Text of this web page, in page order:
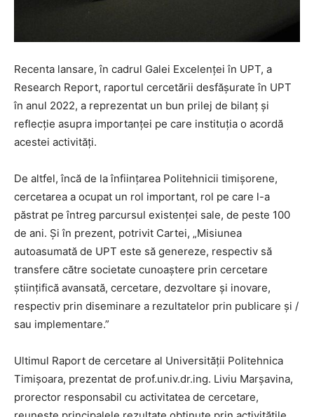
Recenta lansare, în cadrul Galei Excelenței în UPT, a
Research Report, raportul cercetării desfășurate în UPT
în anul 2022, a reprezentat un bun prilej de bilanț și
reflecție asupra importanței pe care instituția o acordă
acestei activități.
De altfel, încă de la înființarea Politehnicii timișorene,
cercetarea a ocupat un rol important, rol pe care l-a
păstrat pe întreg parcursul existenței sale, de peste 100
de ani. Și în prezent, potrivit Cartei, „Misiunea
autoasumată de UPT este să genereze, respectiv să
transfere către societate cunoaştere prin cercetare
ştiinţifică avansată, cercetare, dezvoltare şi inovare,
respectiv prin diseminare a rezultatelor prin publicare şi /
sau implementare.”
Ultimul Raport de cercetare al Universității Politehnica
Timișoara, prezentat de prof.univ.dr.ing. Liviu Marșavina,
prorector responsabil cu activitatea de cercetare,